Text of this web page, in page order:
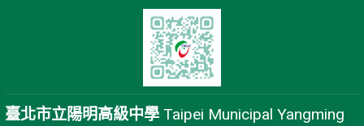
臺北市立陽明高級中學 Taipei Municipal Yangming